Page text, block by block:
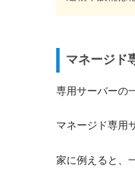
マネージド
専用サーバーの
マネージド専用
家に例えると、